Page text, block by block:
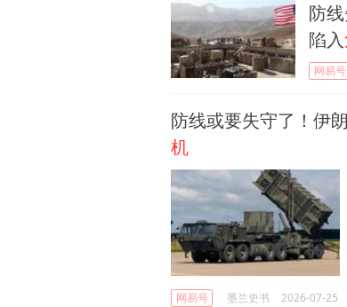
防
陷入
网易号
防线或要失守了！伊
机
网易号 墨兰史书 2026-07-25